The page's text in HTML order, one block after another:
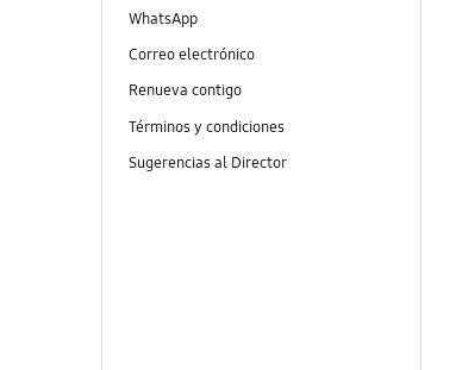
WhatsApp
Correo electrónico
Renueva contigo
Términos y condiciones
Sugerencias al Director